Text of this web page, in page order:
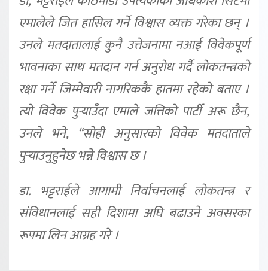
एमालेले जित हासिल गर्ने विश्वास व्यक्त गरेका छन् ।
उनले मतदातालाई कुनै उत्तेजनामा नआई विवेकपूर्ण
भावनाका साथ मतदान गर्न अनुरोध गर्दै लोकतन्त्रको
रक्षा गर्ने जिम्मेवारी नागरिककै हातमा रहेको बताए ।
त्यो विवेक पुर्‍याउँदा एमाले जत्तिको पार्टी अरू छैन,
उनले भने, “सोही अनुसारको विवेक मतदाताले
पुर्‍याउनुहुनेछ भन्ने विश्वास छ ।
डा. भट्टराईले आगामी निर्वाचनलाई लोकतन्त्र र
संविधानलाई सही दिशामा अघि बढाउने अवसरका
रूपमा लिन आग्रह गरे ।